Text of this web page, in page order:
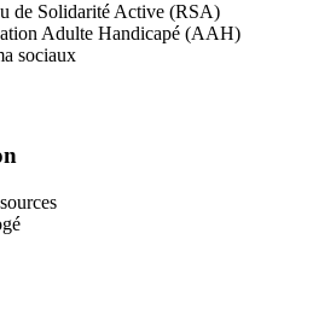
de Solidarité Active (RSA)
Adulte Handicapé (AAH)
sociaux